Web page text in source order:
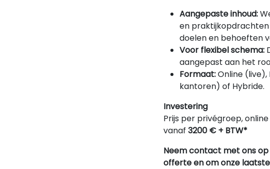
Aangepaste inhoud:
en
doelen en behoeften
Voor flexibel schema:
aangepast aan het
Formaat:Online (live),
kantoren) of Hybride.
Investering
Prijs per privégroep,
vanaf 3200 € + BTW*
Neem contact met ons
offerte en om onze